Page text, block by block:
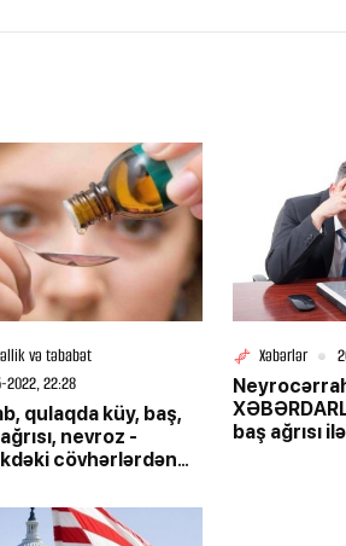
və təbabət
2022, 22:28
qulaqda küy, baş,
nevroz -
cövhərlərdən
Xəbərlər
baş ağrısı